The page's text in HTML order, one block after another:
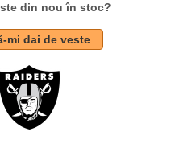
din nou în stoc?
mi dai de veste